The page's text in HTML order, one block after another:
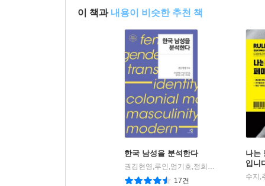
환경에 어울려 눈에 띄지 않는 것을 말하듯 군
변화하면서 초남성 집단이었던 군대 내에 여성,
개정되면서 다문화 2세의 입대가 시작되었다.
남성성은 육체적 전투에 능한 강하고 터프한 남
변화하는 것도 군대 내 남성성이 변화하는 이유
기존의 폭력적 남성성에 균열이 간다. 군인모델
이렇게 군사주의 남성성이 변화되는 와중에도 남
재편된다. 군 업무도 전투 지원 업무에 저임금
강화한다. 과연 남성성이 정말 변화하고 있는지 의
IMF 이후 들이닥친 한국 남성성의 위기와 그 문화
이 책과 내용이 비슷한 추천 책
한국 남성을 분석한다
권김현영,루인,엄기호,정희진,준우,한채윤 공저/권김현영 편
17건
나는
입니